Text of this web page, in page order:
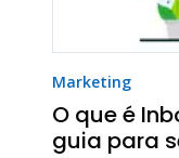
Marketing
O que é
guia para